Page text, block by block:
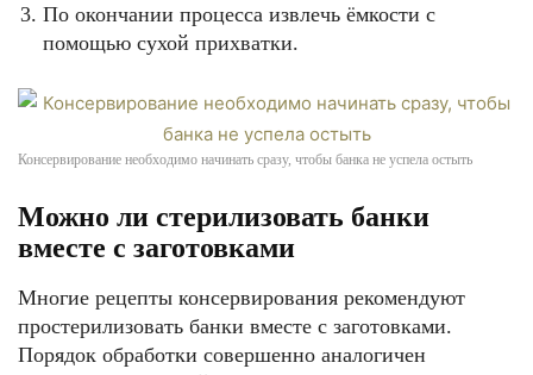
По окончании процесса извлечь ёмкости с
помощью сухой прихватки.
Консервирование необходимо начинать сразу, чтобы банка не успела остыть
Можно ли стерилизовать банки
вместе с заготовками
Многие рецепты консервирования рекомендуют
простерилизовать банки вместе с заготовками.
Порядок обработки совершенно аналогичен